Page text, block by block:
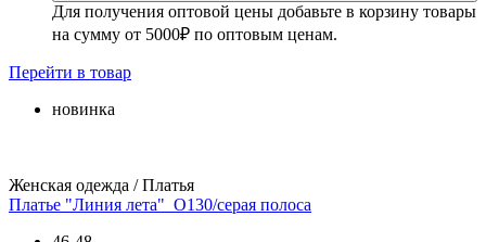
Для получения оптовой цены добавьте в корзину товары
на сумму от 5000₽ по оптовым ценам.
Перейти в товар
новинка
Женская одежда / Платья
Платье "Линия лета"_О130/серая полоса